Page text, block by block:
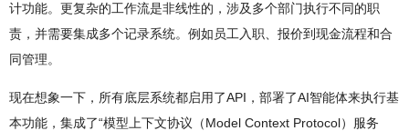
计功能。更复杂的工作流是非线性的，涉及多个部门执行不同的职
责，并需要集成多个记录系统。例如员工入职、报价到现金流程和合
同管理。
现在想象一下，所有底层系统都启用了API，部署了AI智能体来执行基
本功能，集成了“模型上下文协议（Model Context Protocol）服务